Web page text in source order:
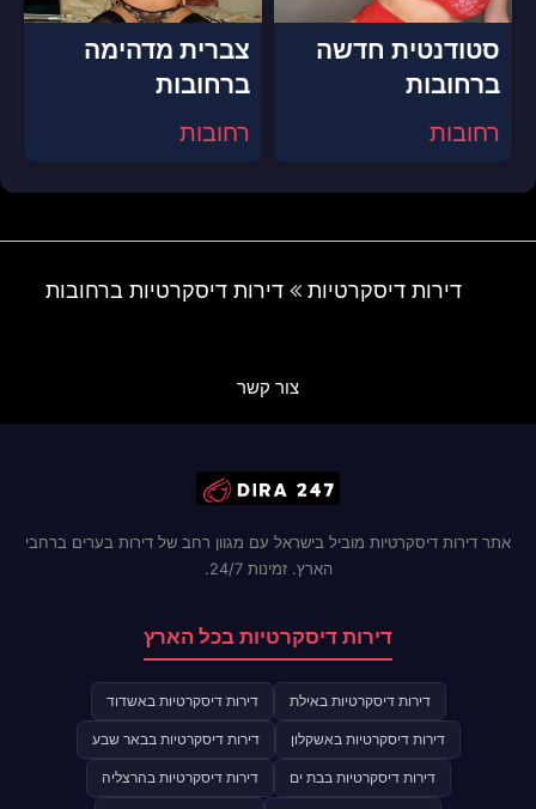
סטודנטית חדשה
ברחובות
רחובות
צברית מדהימה
ברחובות
רחובות
דירות דיסקרטיות דירות דיסקרטיות ברחובות
צור קשר
אתר דירות דיסקרטיות מוביל בישראל עם מגוון רחב של דירות בערים ברחבי
הארץ. זמינות 24/7.
דירות דיסקרטיות בכל הארץ
דירות דיסקרטיות באילת דירות דיסקרטיות באשדוד
דירות דיסקרטיות באשקלון דירות דיסקרטיות בבאר שבע
דירות דיסקרטיות בבת ים דירות דיסקרטיות בהרצליה